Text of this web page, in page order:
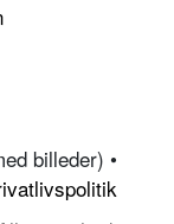
billeder) •